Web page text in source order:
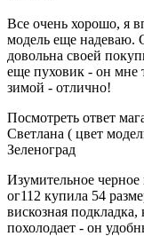
Все очень хорошо, я
модель еще надеваю.
довольна своей
еще пуховик - он мне
зимой - отлично!
Посмотреть ответ
Светлана ( цвет
Зеленоград
Изумительное черное
ог112 купила 54
вискозная
похолодает - он